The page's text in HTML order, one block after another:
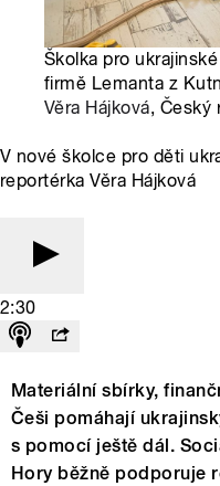
Školka pro
firmě Lemanta z
Věra Hájková, Český
V nové školce pro děti
reportérka Věra Hájková
2:30
Materiální sbírky,
Češi pomáhají
s pomocí ještě dál.
Hory běžně podporuje